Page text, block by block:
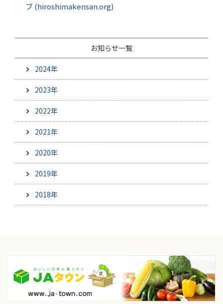
ブ (hiroshimakensan.org)
お知らせ一覧
2024年
2023年
2022年
2021年
2020年
2019年
2018年